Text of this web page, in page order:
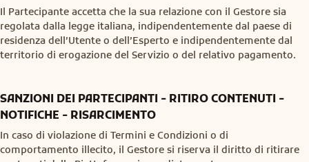
Il Partecipante accetta che la sua relazione con il Gestore sia
regolata dalla legge italiana, indipendentemente dal paese di
residenza dell’Utente o dell’Esperto e indipendentemente dal
territorio di erogazione del Servizio o del relativo pagamento.
SANZIONI DEI PARTECIPANTI - RITIRO CONTENUTI -
NOTIFICHE - RISARCIMENTO
In caso di violazione di Termini e Condizioni o di
comportamento illecito, il Gestore si riserva il diritto di ritirare